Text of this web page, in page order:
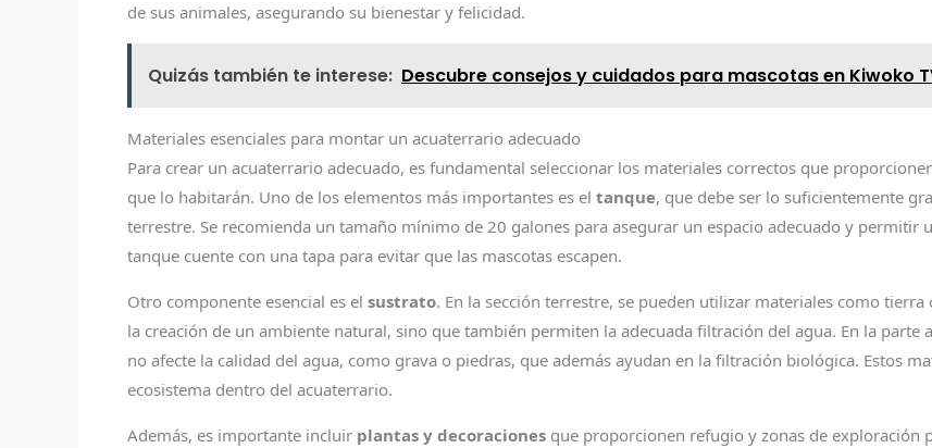
de sus animales, asegurando su bienestar y felicidad.
Quizás también te interese: Descubre consejos y cuidados para mascotas en Kiwoko
Materiales esenciales para montar un acuaterrario adecuado
Para crear un acuaterrario adecuado, es fundamental seleccionar los materiales correctos que
que lo habitarán. Uno de los elementos más importantes es el tanque, que debe ser lo suficientemente
terrestre. Se recomienda un tamaño mínimo de 20 galones para asegurar un espacio adecuado y permitir
tanque cuente con una tapa para evitar que las mascotas escapen.
Otro componente esencial es el sustrato. En la sección terrestre, se pueden utilizar materiales como
la creación de un ambiente natural, sino que también permiten la adecuada filtración del agua. En la
no afecte la calidad del agua, como grava o piedras, que además ayudan en la filtración biológica. Estos
ecosistema dentro del acuaterrario.
Además, es importante incluir plantas y decoraciones que proporcionen refugio y zonas de exploración